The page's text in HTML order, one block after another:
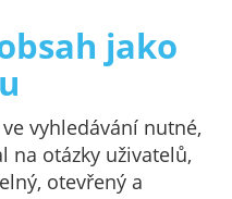
jako
vyhledávání nutné,
na otázky uživatelů,
otevřený a